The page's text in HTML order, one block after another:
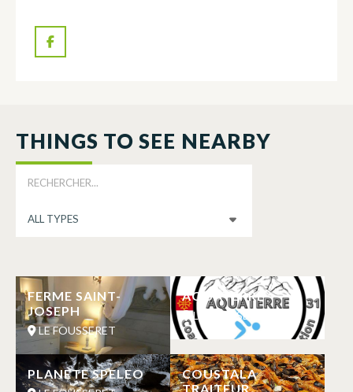
THINGS TO SEE NEARBY
FERME SAINT-
JOSEPH
LE FOUSSERET
AQUATERRE
LE FOUSSERET
PLANETE SPELEO
COUSTALA
TRAITEUR